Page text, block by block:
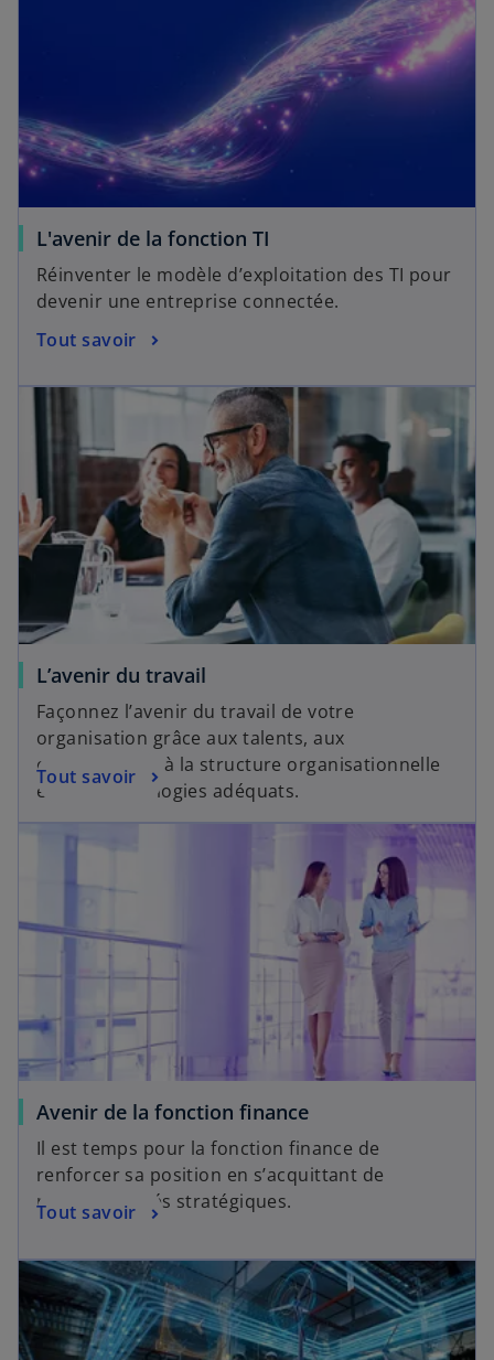
L'avenir de la fonction TI
Réinventer le modèle d’exploitation des TI pour
devenir une entreprise connectée.
Tout savoir
L’avenir du travail
Façonnez l’avenir du travail de votre
organisation grâce aux talents, aux
compétences, à la structure organisationnelle
et aux technologies adéquats.
Tout savoir
Avenir de la fonction finance
Il est temps pour la fonction finance de
renforcer sa position en s’acquittant de
responsabilités stratégiques.
Tout savoir